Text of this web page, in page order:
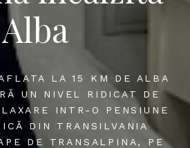
Alba
LA 15 KM DE ALBA
UN NIVEL RIDICAT DE
INTR-O PENSIUNE
DIN TRANSILVANIA
DE TRANSALPINA, PE